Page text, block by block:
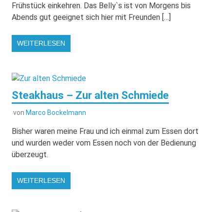
Frühstück einkehren. Das Belly`s ist von Morgens bis
Abends gut geeignet sich hier mit Freunden […]
WEITERLESEN
Steakhaus – Zur alten Schmiede
von Marco Bockelmann
Bisher waren meine Frau und ich einmal zum Essen dort
und wurden weder vom Essen noch von der Bedienung
überzeugt.
WEITERLESEN